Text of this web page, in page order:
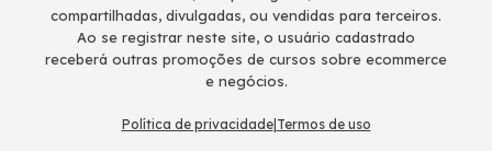
compartilhadas, divulgadas, ou vendidas para terceiros.
Ao se registrar neste site, o usuário cadastrado
receberá outras promoções de cursos sobre ecommerce
e negócios.
Política de privacidade| Termos de uso